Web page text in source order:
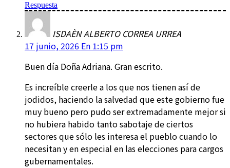
Respuesta
ISDAÈN ALBERTO CORREA URREA
17 junio, 2026 En 1:15 pm
Buen día Doña Adriana. Gran escrito.
Es increíble creerle a los que nos tienen así de
jodidos, haciendo la salvedad que este gobierno fue
muy bueno pero pudo ser extremadamente mejor si
no hubiera habido tanto sabotaje de ciertos
sectores que sólo les interesa el pueblo cuando lo
necesitan y en especial en las elecciones para cargos
gubernamentales.